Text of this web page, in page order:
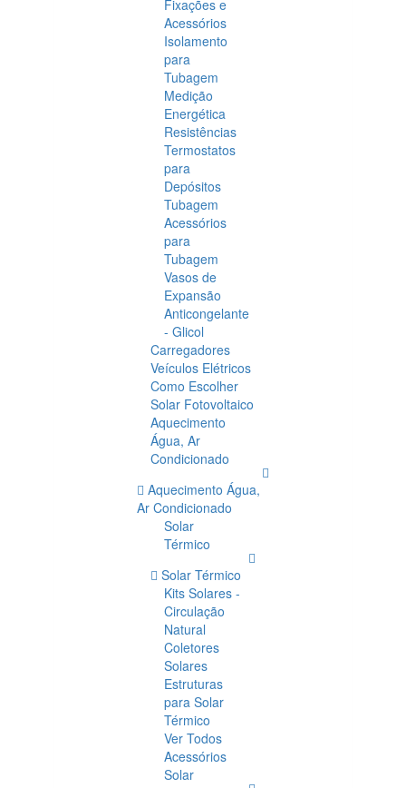
Fixações e
Acessórios
Isolamento
para
Tubagem
Medição
Energética
Resistências
Termostatos
para
Depósitos
Tubagem
Acessórios
para
Tubagem
Vasos de
Expansão
Anticongelante
- Glicol
Carregadores
Veículos Elétricos
Como Escolher
Solar Fotovoltaico
Aquecimento
Água, Ar
Condicionado
Aquecimento Água,
Ar Condicionado
Solar
Térmico
Solar Térmico
Kits Solares -
Circulação
Natural
Coletores
Solares
Estruturas
para Solar
Térmico
Ver Todos
Acessórios
Solar